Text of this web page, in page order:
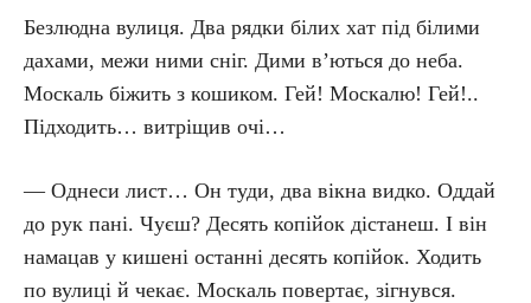
Безлюдна вулиця. Два рядки білих хат під білими
дахами, межи ними сніг. Дими в’ються до неба.
Москаль біжить з кошиком. Гей! Москалю! Гей!..
Підходить… витріщив очі…
— Однеси лист… Он туди, два вікна видко. Оддай
до рук пані. Чуєш? Десять копійок дістанеш. І він
намацав у кишені останні десять копійок. Ходить
по вулиці й чекає. Москаль повертає, зігнувся.